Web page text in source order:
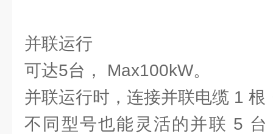
并联运行
可达5台， Max100kW。
并联运行时，连接并联电缆 1
不同型号也能灵活的并联 5